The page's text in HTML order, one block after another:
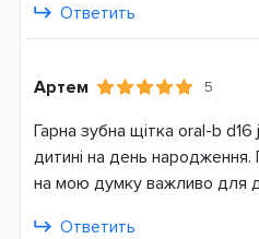
Германия
24 месяца
Ответить
Артем 5
Гарна зубна щітка oral-b
дитині на день народження.
на мою думку важливо для
Ответить